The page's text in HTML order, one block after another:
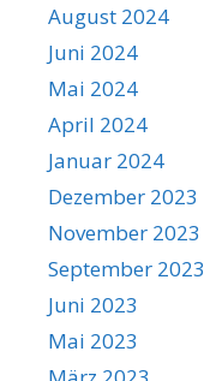
August 2024
Juni 2024
Mai 2024
April 2024
Januar 2024
Dezember 2023
November 2023
September 2023
Juni 2023
Mai 2023